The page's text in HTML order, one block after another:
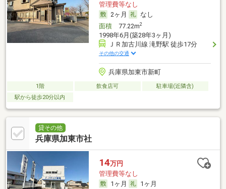
管理費等なし
2ヶ月
なし
面積77.22m2
1998年6月(築28年3ヶ月)
ＪＲ加古川線 滝野駅 徒歩17分
その他の交通
兵庫県加東市新町
1階 飲食店可
駐車場(近隣含)
駅から徒歩20分以内
貸その他
兵庫県加東市社
14万円
管理費等なし
1ヶ月
1ヶ月